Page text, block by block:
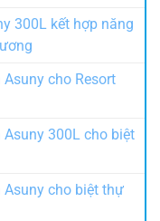
300L kết hợp năng
cho Resort
300L cho biệt
cho biệt thự